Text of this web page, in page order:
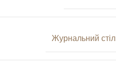
Журнальний стіл